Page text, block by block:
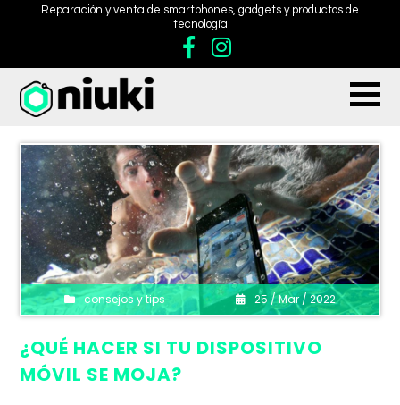
Reparación y venta de smartphones, gadgets y productos de
tecnología
consejos y tips 25 / Mar / 2022
¿QUÉ HACER SI TU DISPOSITIVO
MÓVIL SE MOJA?